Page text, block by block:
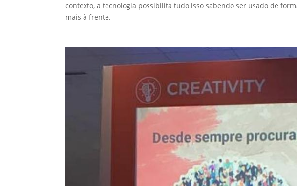
contexto, a tecnologia possibilita tudo isso sabendo ser usado de
mais à frente.